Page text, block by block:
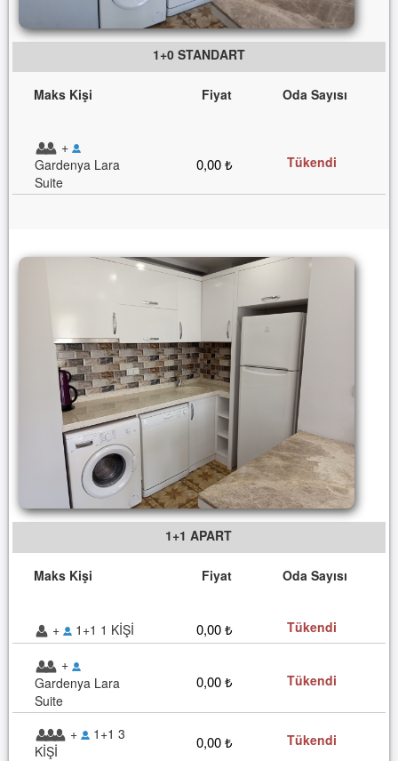
1+0 STANDART
Maks Kişi Fiyat Oda Sayısı
+
Gardenya Lara
Suite
0,00 ₺ Tükendi
1+1 APART
Maks Kişi Fiyat Oda Sayısı
+ 1+1 1 KİŞİ 0,00 ₺ Tükendi
+
Gardenya Lara
Suite
0,00 ₺ Tükendi
+
1+1 3
KİŞİ
0,00 ₺ Tükendi